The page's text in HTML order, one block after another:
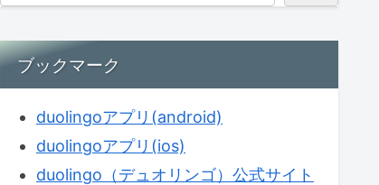
ブックマーク
duolingoアプリ(android)
duolingoアプリ(ios)
duolingo（デュオリンゴ）公式サイト